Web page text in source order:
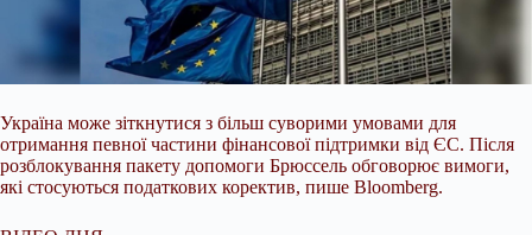
Україна може зіткнутися з більш суворими умовами для
отримання певної частини фінансової підтримки від ЄС. Після
розблокування пакету допомоги Брюссель обговорює вимоги,
які стосуються податкових коректив, пише Bloomberg.